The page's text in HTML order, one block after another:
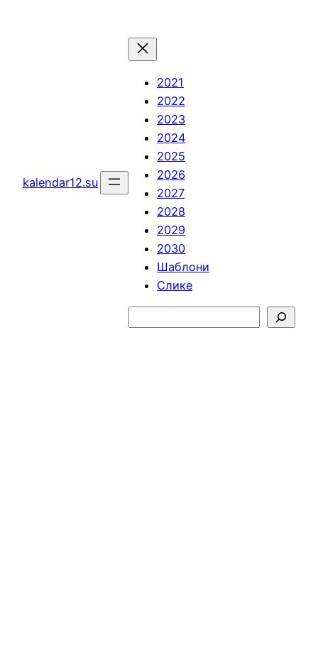
kalendar12.su
2021
2022
2023
2024
2025
2026
2027
2028
2029
2030
Шаблони
Слике